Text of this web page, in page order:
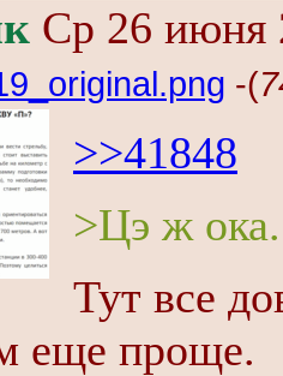
Ср 26 июня
-(
>>41848
>Цэ ж ока.
Тут все
еще проще.